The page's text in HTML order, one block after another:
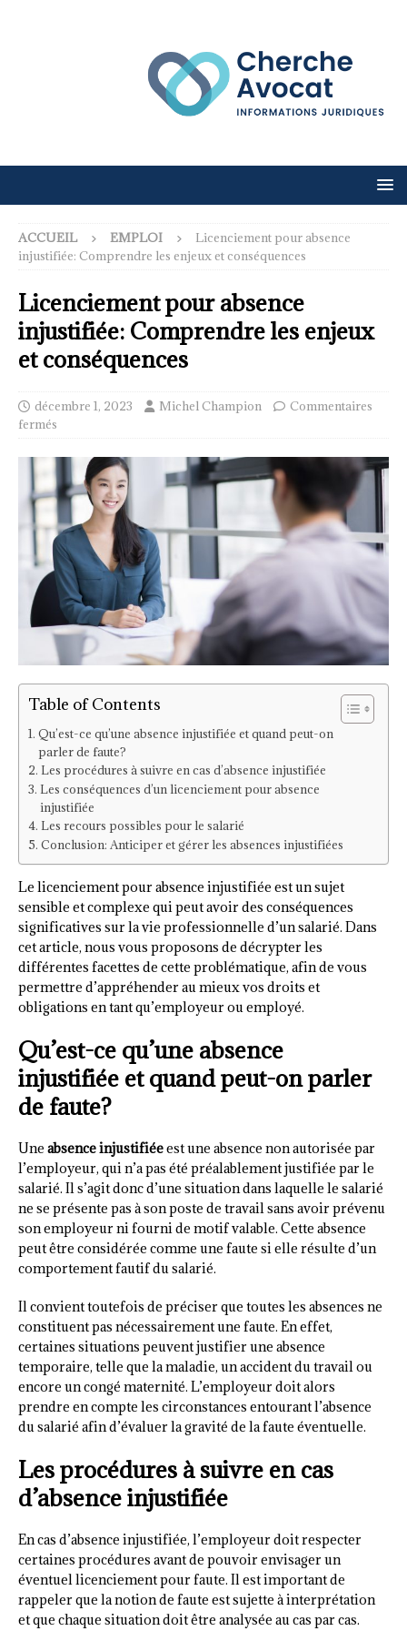
ACCUEIL EMPLOI
Licenciement pour absence
injustifiée: Comprendre les enjeux et conséquences
Licenciement pour absence
injustifiée: Comprendre les enjeux
et conséquences
décembre 1, 2023 Michel Champion
Commentaires
fermés
Table of Contents
Qu’est-ce qu’une absence injustifiée et quand peut-on
parler de faute?
Les procédures à suivre en cas d’absence injustifiée
Les conséquences d’un licenciement pour absence
injustifiée
Les recours possibles pour le salarié
Conclusion: Anticiper et gérer les absences injustifiées
Le licenciement pour absence injustifiée est un sujet
sensible et complexe qui peut avoir des conséquences
significatives sur la vie professionnelle d’un salarié. Dans
cet article, nous vous proposons de décrypter les
différentes facettes de cette problématique, afin de vous
permettre d’appréhender au mieux vos droits et
obligations en tant qu’employeur ou employé.
Qu’est-ce qu’une absence
injustifiée et quand peut-on parler
de faute?
Une absence injustifiéeest une absence non autorisée par
l’employeur, qui n’a pas été préalablement justifiée par le
salarié. Il s’agit donc d’une situation dans laquelle le salarié
ne se présente pas à son poste de travail sans avoir prévenu
son employeur ni fourni de motif valable. Cette absence
peut être considérée comme une faute si elle résulte d’un
comportement fautif du salarié.
Il convient toutefois de préciser que toutes les absences ne
constituent pas nécessairement une faute. En effet,
certaines situations peuvent justifier une absence
temporaire, telle que la maladie, un accident du travail ou
encore un congé maternité. L’employeur doit alors
prendre en compte les circonstances entourant l’absence
du salarié afin d’évaluer la gravité de la faute éventuelle.
Les procédures à suivre en cas
d’absence injustifiée
En cas d’absence injustifiée, l’employeur doit respecter
certaines procédures avant de pouvoir envisager un
éventuel licenciement pour faute. Il est important de
rappeler que la notion de faute est sujette à interprétation
et que chaque situation doit être analysée au cas par cas.